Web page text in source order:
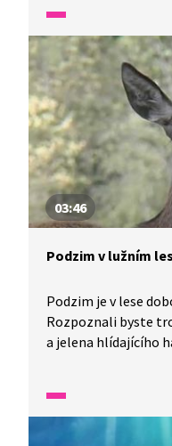
03:46
Podzim v lužním
Podzim je v lese
Rozpoznali byste
a jelena hlídajícího
rozhodně patří.